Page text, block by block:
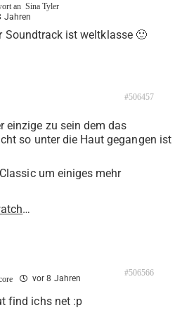
an Sina Tyler
Jahren
Soundtrack ist weltklasse 🙂
#506457
einzige zu sein dem das
so unter die Haut gegangen ist
um einiges mehr
…
vor 8 Jahren
#506566
find ichs net :p